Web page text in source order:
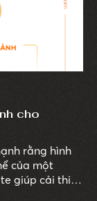
cho
rằng hình
của một
giúp cải thiện